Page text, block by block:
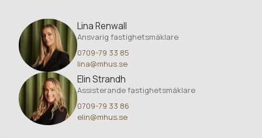
Lina Renwall
Ansvarig fastighetsmäklare
0709-79 33 85
lina@mhus.se
Elin Strandh
Assisterande fastighetsmäklare
0709-79 33 86
elin@mhus.se